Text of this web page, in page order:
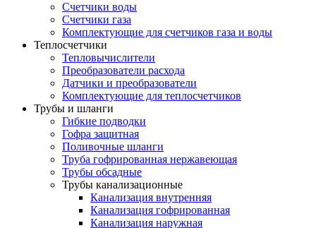
Счетчики воды
Счетчики газа
Комплектующие для счетчиков газа и воды
Теплосчетчики
Тепловычислители
Преобразователи расхода
Датчики и преобразователи
Комплектующие для теплосчетчиков
Трубы и шланги
Гибкие подводки
Гофра защитная
Поливочные шланги
Труба гофрированная нержавеющая
Трубы обсадные
Трубы канализационные
Канализация внутренняя
Канализация гофрированная
Канализация наружная